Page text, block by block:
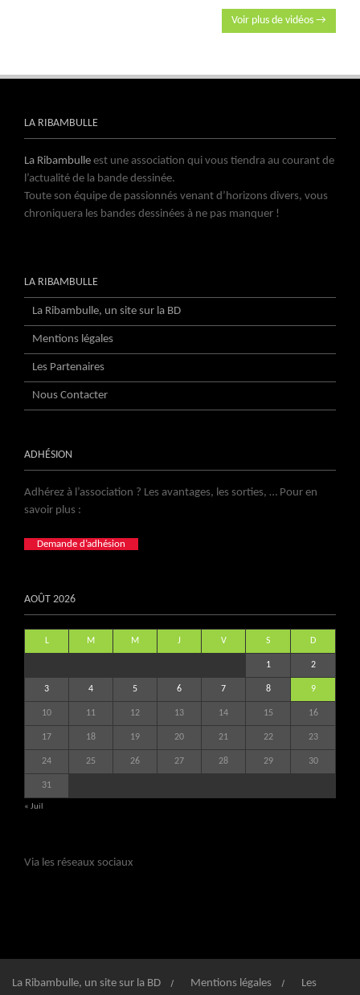
Voir plus de vidéos →
LA RIBAMBULLE
La Ribambulle est une association qui vous tiendra au courant de
l’actualité de la bande dessinée.
Toute son équipe de passionnés venant d’horizons divers, vous
chroniquera les bandes dessinées à ne pas manquer !
LA RIBAMBULLE
La Ribambulle, un site sur la BD
Mentions légales
Les Partenaires
Nous Contacter
ADHÉSION
Adhérez à l’association ? Les avantages, les sorties, … Pour en
savoir plus :
Demande d’adhésion
AOÛT 2026
L M M J V S D
1 2
3 4 5 6 7 8 9
10 11 12 13 14 15 16
17 18 19 20 21 22 23
24 25 26 27 28 29 30
31
« Juil
Via les réseaux sociaux
La Ribambulle, un site sur la BD Mentions légales Les